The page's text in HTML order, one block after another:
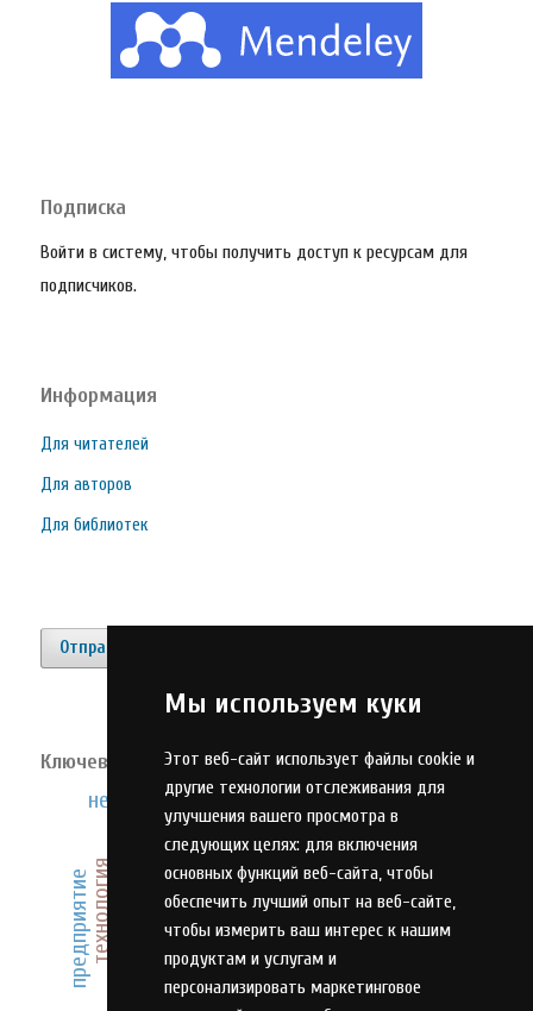
Мы используем куки
Этот веб-сайт использует файлы cookie и
другие технологии отслеживания для
улучшения вашего просмотра в
следующих целях: для включения
основных функций веб-сайта, чтобы
обеспечить лучший опыт на веб-сайте,
чтобы измерить ваш интерес к нашим
продуктам и услугам и
персонализировать маркетинговое
Подписка
Войти в систему, чтобы получить доступ к ресурсам для
подписчиков.
Информация
Для читателей
Для авторов
Для библиотек
Отправить материал
Ключевые слова
инновации
эффективность
конкурентоспособность
оптимизация
управлениепроектирование
инвестиции
компетенции анализ
оружие
нейронные сети
охрана труда
технология
предприятие